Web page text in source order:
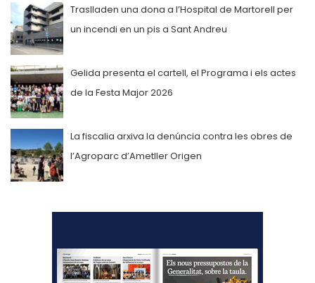
Traslladen una dona a l’Hospital de Martorell per
un incendi en un pis a Sant Andreu
Gelida presenta el cartell, el Programa i els actes
de la Festa Major 2026
La fiscalia arxiva la denúncia contra les obres de
l’Agroparc d’Ametller Origen